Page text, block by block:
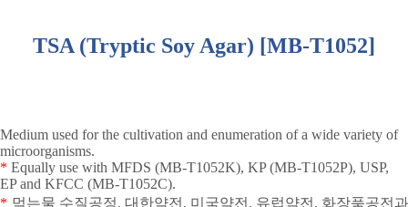
TSA (Tryptic Soy Agar) [MB-T1052]
Medium used for the cultivation and enumeration of a wide variety of
microorganisms.
* Equally use with MFDS (MB-T1052K), KP (MB-T1052P), USP,
EP and KFCC (MB-T1052C).
* 먹는물 수질공정, 대한약전 , 미국약전 , 유럽약전 , 화장품공전과